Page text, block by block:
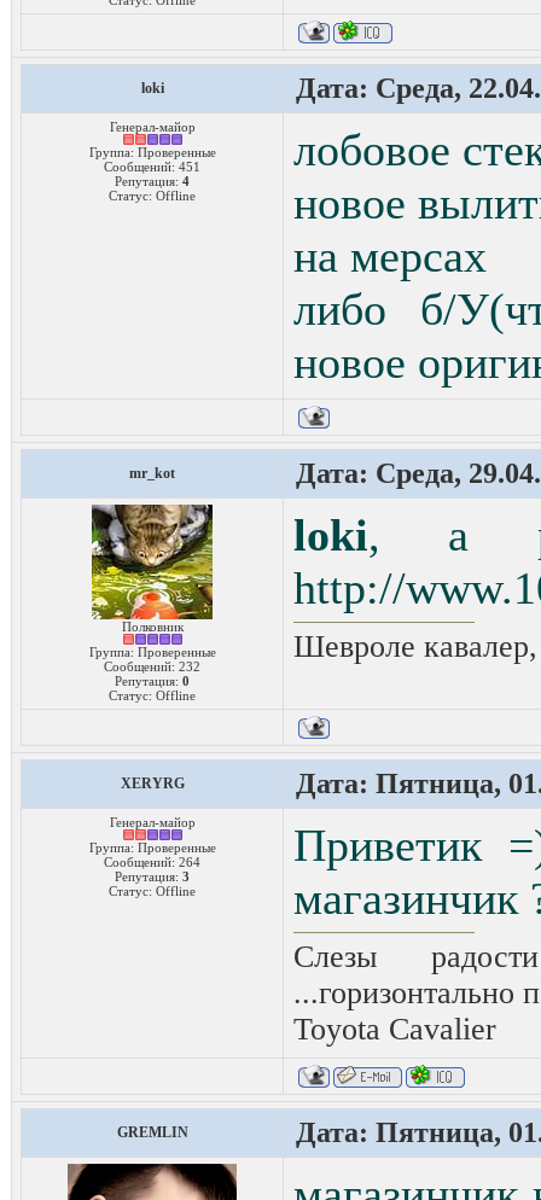
loki Дата: Среда,
Генерал-майор
Группа: Проверенные
Сообщений: 451
Репутация: 4
Статус: Offline
лобовое
новое
на мерсах
либо б/
новое
mr_kot Дата: Среда,
Полковник
Группа: Проверенные
Сообщений: 232
Репутация: 0
Статус: Offline
loki, а
http://
Шевроле
XERYRG Дата: Пятница,
Генерал-майор
Группа: Проверенные
Сообщений: 264
Репутация: 3
Статус: Offline
Приветик
магазинчик
Слезы
...горизонтально
Toyota Сavalier
GREMLIN Дата: Пятница,